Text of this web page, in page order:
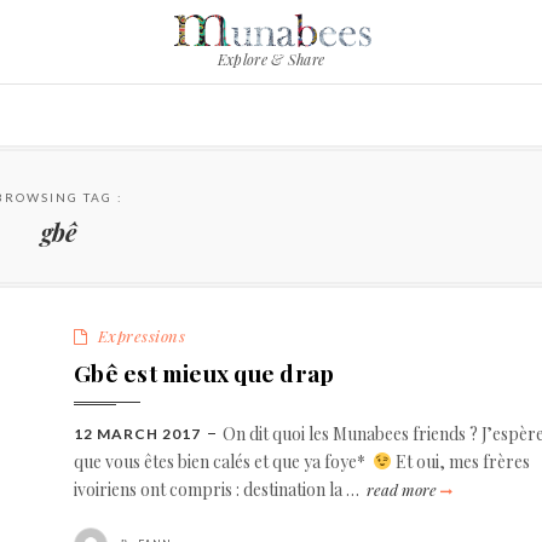
Explore & Share
TAG :
gbê
Categories
Expressions
Gbê est mieux que drap
POSTED
12 MARCH 2017
On dit quoi les Munabees friends ?
que vous êtes bien calés et que ya foye*
Et oui, mes frères
ivoiriens ont compris : destination la … read more